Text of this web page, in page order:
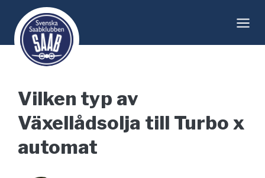
content
Vilken typ av
Växellådsolja till Turbo x
automat